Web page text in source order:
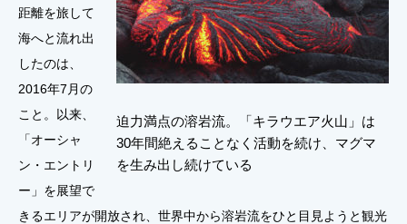
迫力満点の溶岩流。「キラウエア火山」は
30年間絶えることなく活動を続け、マグマ
を生み出し続けている
距離を旅して
海へと流れ出
したのは、
2016年7月の
こと。以来、
「オーシャ
ン・エントリ
ー」を展望で
きるエリアが開放され、世界中から溶岩流をひと目見ようと観光